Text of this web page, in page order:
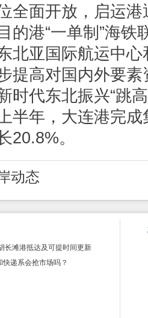
全面开放，启运
的港“一单制 ”海铁
北亚国际航运中
提高对国内外要
时代东北振兴“跳
半年，大连港完
20.8%。
动态
长滩港抵达及可提时间更新
递系会抢市场吗？